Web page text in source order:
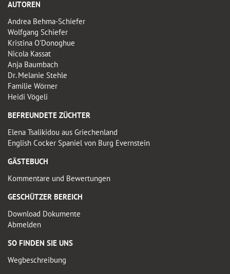
AUTOREN
Andrea Behma-Schiefer
Wolfgang Schiefer
Kristina O'Donoghue
Nicola Kassat
Anja Baumbach
Dr. Melanie Stehle
Familie Wörner
Heidi Vögeli
BEFREUNDETE ZÜCHTER
Elena Tsalikidou aus Griechenland
English Cocker Spaniel von Burg Evernstein
GÄSTEBUCH
Kommentare und Bewertungen
GESCHÜTZER BEREICH
Download Dokumente
Abmelden
SO FINDEN SIE UNS
Wegbeschreibung